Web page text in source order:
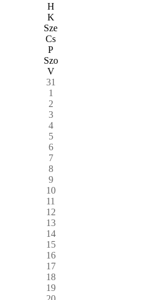
H
K
Sze
Cs
P
Szo
V
31
1
2
3
4
5
6
7
8
9
10
11
12
13
14
15
16
17
18
19